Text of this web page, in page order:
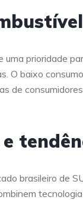
prioridade
O baixo
de
brasileiro de